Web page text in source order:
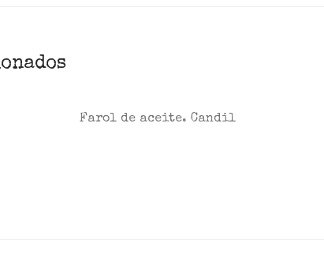
Farol de aceite. Candil